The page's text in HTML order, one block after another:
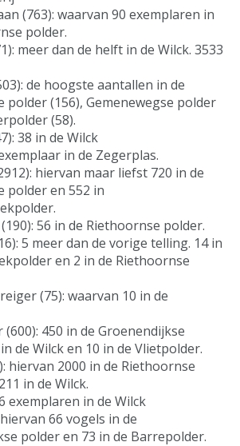
(763): waarvan 90 exemplaren in
polder.
meer dan de helft in de Wilck. 3533
de hoogste aantallen in de
polder (156), Gemenewegse polder
(58).
38 in de Wilck
in de Zegerplas.
hiervan maar liefst 720 in de
polder en 552 in
56 in de Riethoornse polder.
5 meer dan de vorige telling. 14 in
en 2 in de Riethoornse
(75): waarvan 10 in de
(600): 450 in de Groenendijkse
de Wilck en 10 in de Vlietpolder.
hiervan 2000 in de Riethoornse
in de Wilck.
exemplaren in de Wilck
66 vogels in de
polder en 73 in de Barrepolder.